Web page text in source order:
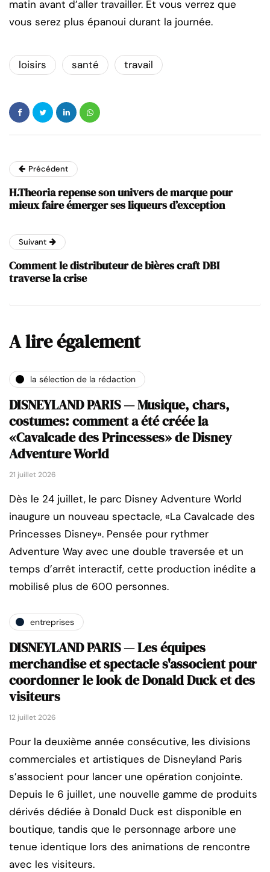
matin avant d’aller travailler. Et vous verrez que
vous serez plus épanoui durant la journée.
loisirs santé travail
Précédent
H.Theoria repense son univers de marque pour
mieux faire émerger ses liqueurs d’exception
Suivant
Comment le distributeur de bières craft DBI
traverse la crise
A lire également
la sélection de la rédaction
DISNEYLAND PARIS — Musique, chars,
costumes: comment a été créée la
«Cavalcade des Princesses» de Disney
Adventure World
21 juillet 2026
Dès le 24 juillet, le parc Disney Adventure World
inaugure un nouveau spectacle, «La Cavalcade des
Princesses Disney». Pensée pour rythmer
Adventure Way avec une double traversée et un
temps d’arrêt interactif, cette production inédite a
mobilisé plus de 600 personnes.
entreprises
DISNEYLAND PARIS — Les équipes
merchandise et spectacle s'associent pour
coordonner le look de Donald Duck et des
visiteurs
12 juillet 2026
Pour la deuxième année consécutive, les divisions
commerciales et artistiques de Disneyland Paris
s’associent pour lancer une opération conjointe.
Depuis le 6 juillet, une nouvelle gamme de produits
dérivés dédiée à Donald Duck est disponible en
boutique, tandis que le personnage arbore une
tenue identique lors des animations de rencontre
avec les visiteurs.